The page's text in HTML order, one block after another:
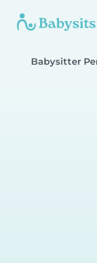
Babysitter